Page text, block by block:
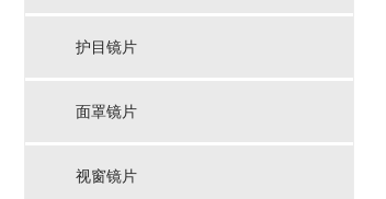
护目镜片
面罩镜片
视窗镜片